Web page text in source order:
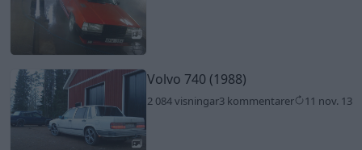
1
Volvo 740 (1988)
2 084 visningar3 kommentarer 11 nov. 13